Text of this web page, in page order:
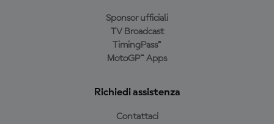
Sponsor ufficiali
TV Broadcast
TimingPass™
MotoGP™ Apps
Richiedi assistenza
Contattaci